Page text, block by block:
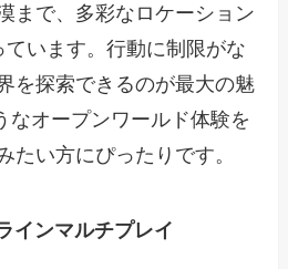
まで、多彩なロケーション
います。行動に制限がな
を探索できるのが最大の魅
なオープンワールド体験を
たい方にぴったりです。
インマルチプレイ